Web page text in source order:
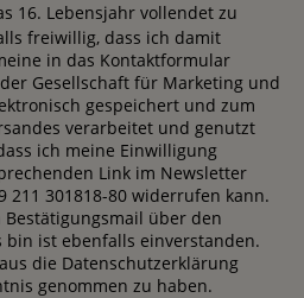
16. Lebensjahr vollendet zu
freiwillig, dass ich damit
in das Kontaktformular
Gesellschaft für Marketing und
gespeichert und zum
verarbeitet und genutzt
ich meine Einwilligung
Link im Newsletter
211 301818-80 widerrufen kann.
über den
bin ist ebenfalls einverstanden.
die Datenschutzerklärung
genommen zu haben.